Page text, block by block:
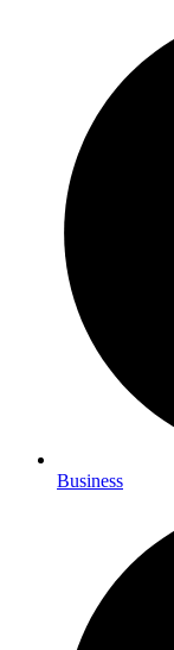
Business